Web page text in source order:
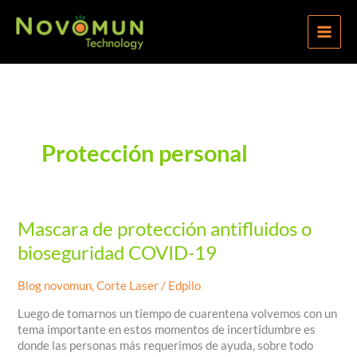
contenido
Protección personal
Mascara de protección antifluidos o
bioseguridad COVID-19
Blog novomun,Corte Laser/ Edpilo
Luego de tomarnos un tiempo de cuarentena volvemos con un
tema importante en estos momentos de incertidumbre es
donde las personas más requerimos de ayuda, sobre todo